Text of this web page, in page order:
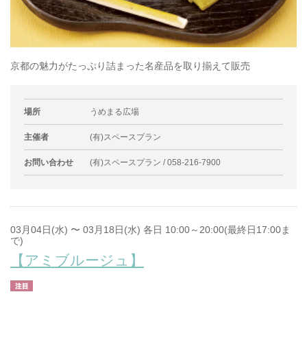
京都の魅力がたっぷり詰まった名産品を取り揃えて販売
場所 うめまる広場
主催者 (有)スペースプラン
お問い合わせ (有)スペースプラン / 058-216-7900
03月04日(水) 〜 03月18日(水) 各日 10:00～20:00(最終日17:00ま
で)
【アミブルージュ】